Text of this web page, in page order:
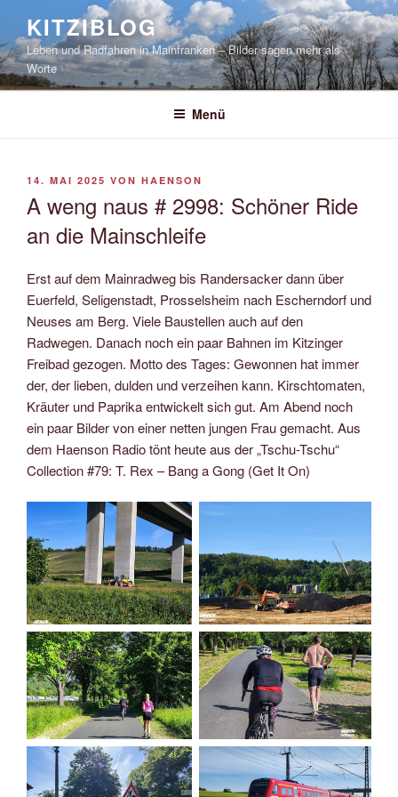
springen
KITZIBLOG
Leben und Radfahren in Mainfranken – Bilder sagen mehr als
Worte
Menü
VERÖFFENTLICHT
14. MAI 2025 VON HAENSON
A weng naus # 2998: Schöner Ride
an die Mainschleife
Erst auf dem Mainradweg bis Randersacker dann über
Euerfeld, Seligenstadt, Prosselsheim nach Escherndorf und
Neuses am Berg. Viele Baustellen auch auf den
Radwegen. Danach noch ein paar Bahnen im Kitzinger
Freibad gezogen. Motto des Tages: Gewonnen hat immer
der, der lieben, dulden und verzeihen kann. Kirschtomaten,
Kräuter und Paprika entwickelt sich gut. Am Abend noch
ein paar Bilder von einer netten jungen Frau gemacht. Aus
dem Haenson Radio tönt heute aus der „Tschu-Tschu“
Collection #79: T. Rex – Bang a Gong (Get It On)